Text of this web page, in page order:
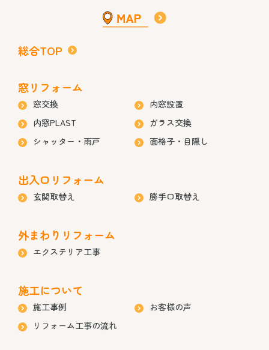
総合TOP
窓リフォーム
窓交換
内窓設置
内窓PLAST
ガラス交換
シャッター・雨戸
面格子・目隠し
出入口リフォーム
玄関取替え 勝手口取替え
外まわりリフォーム
エクステリア工事
施工について
施工事例
お客様の声
リフォーム工事の流れ